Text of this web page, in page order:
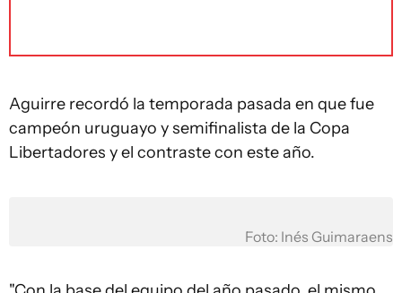
Aguirre recordó la temporada pasada en que fue
campeón uruguayo y semifinalista de la Copa
Libertadores y el contraste con este año.
Foto: Inés Guimaraens